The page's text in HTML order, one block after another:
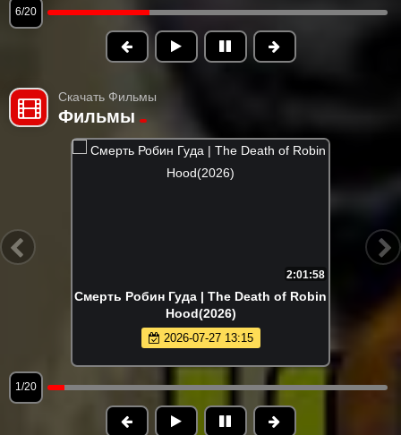
6/20
Скачать Фильмы
Фильмы
2:01:58
Смерть Робин Гуда | The Death of Robin
Hood(2026)
2026-07-27 13:15
1/20